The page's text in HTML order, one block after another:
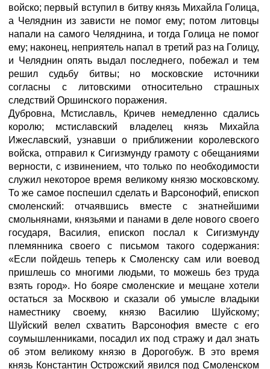
войско; первый вступил в битву князь Михайла Голица,
а Челяднин из зависти не помог ему; потом литовцы
напали на самого Челяднина, и тогда Голица не помог
ему; наконец, неприятель напал в третий раз на Голицу,
и Челяднин опять выдал последнего, побежал и тем
решил судьбу битвы; но московские источники
согласны с литовскими относительно страшных
следствий Оршинского поражения.
Дубровна, Мстиславль, Кричев немедленно сдались
королю; мстиславский владелец князь Михайла
Ижеславский, узнавши о приближении королевского
войска, отправил к Сигизмунду грамоту с обещаниями
верности, с извинением, что только по необходимости
служил некоторое время великому князю московскому.
То же самое поспешил сделать и Варсонофий, епископ
смоленский: отчаявшись вместе с знатнейшими
смольнянами, князьями и панами в деле нового своего
государя, Василия, епископ послал к Сигизмунду
племянника своего с письмом такого содержания:
«Если пойдешь теперь к Смоленску сам или воевод
пришлешь со многими людьми, то можешь без труда
взять город». Но бояре смоленские и мещане хотели
остаться за Москвою и сказали об умысле владыки
наместнику своему, князю Василию Шуйскому;
Шуйский велел схватить Варсонофия вместе с его
соумышленниками, посадил их под стражу и дал знать
об этом великому князю в Дорогобуж. В это время
князь Константин Острожский явился под Смоленском